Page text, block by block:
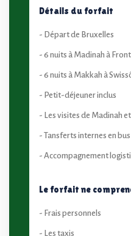
Détails du forfait
- Départ de Bruxelles
- 6 nuits à Madinah à
- 6 nuits à Makkah à
- Petit-déjeuner inclus
- Les visites de Madinah
- Tansferts internes en
- Accompagnement
Le forfait ne
- Frais personnels
- Les taxis